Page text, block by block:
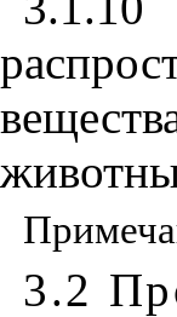
3.2